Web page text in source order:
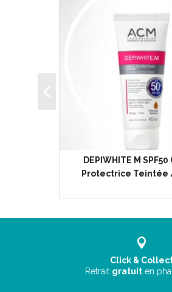
DEPIWHITE M
Protectrice Teintée
Click &
Retrait gratuit en